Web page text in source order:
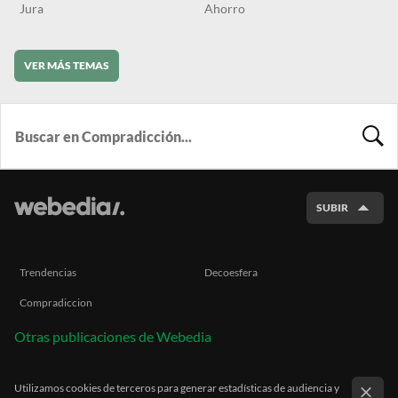
Jura Ahorro
VER MÁS TEMAS
SUBIR
Trendencias Decoesfera
Compradiccion
Otras publicaciones de Webedia
Utilizamos cookies de terceros para generar estadísticas de audiencia y